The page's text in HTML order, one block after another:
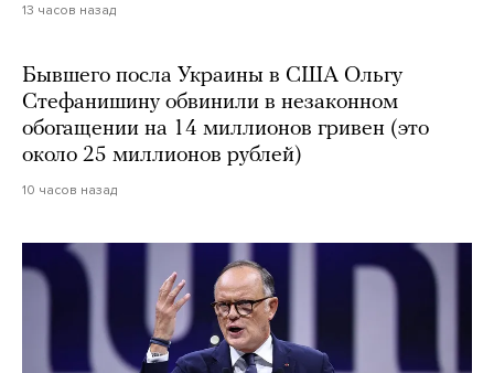
13 часов назад
Бывшего посла Украины в США Ольгу
Стефанишину обвинили в незаконном
обогащении на 14 миллионов гривен (это
около 25 миллионов рублей)
10 часов назад